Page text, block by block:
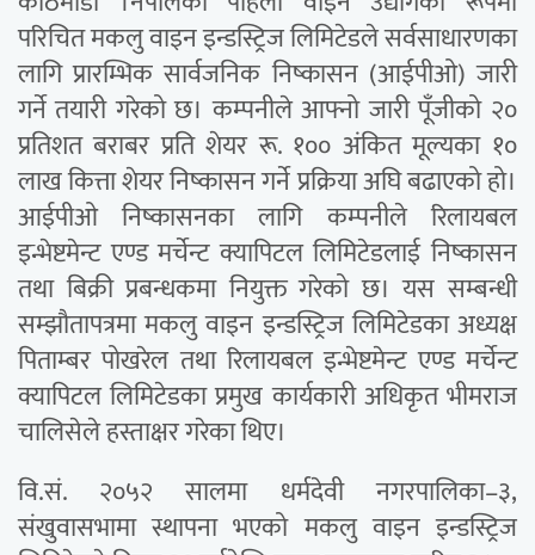
परिचित मकलु वाइन इन्डस्ट्रिज लिमिटेडले सर्वसाधारणका
लागि प्रारम्भिक सार्वजनिक निष्कासन (आईपीओ) जारी
गर्ने तयारी गरेको छ। कम्पनीले आफ्नो जारी पूँजीको २०
प्रतिशत बराबर प्रति शेयर रू. १०० अंकित मूल्यका १०
लाख कित्ता शेयर निष्कासन गर्ने प्रक्रिया अघि बढाएको हो।
आईपीओ निष्कासनका लागि कम्पनीले रिलायबल
इन्भेष्टमेन्ट एण्ड मर्चेन्ट क्यापिटल लिमिटेडलाई निष्कासन
तथा बिक्री प्रबन्धकमा नियुक्त गरेको छ। यस सम्बन्धी
सम्झौतापत्रमा मकलु वाइन इन्डस्ट्रिज लिमिटेडका अध्यक्ष
पिताम्बर पोखरेल तथा रिलायबल इन्भेष्टमेन्ट एण्ड मर्चेन्ट
क्यापिटल लिमिटेडका प्रमुख कार्यकारी अधिकृत भीमराज
चालिसेले हस्ताक्षर गरेका थिए।
वि.सं. २०५२ सालमा धर्मदेवी नगरपालिका–३,
संखुवासभामा स्थापना भएको मकलु वाइन इन्डस्ट्रिज